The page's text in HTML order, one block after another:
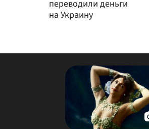
переводили деньги
на Украину